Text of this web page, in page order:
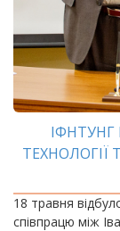
ТЕХНОЛОГІЇ
18 травня
співпрацю між